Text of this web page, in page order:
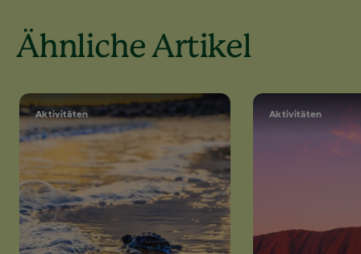
Ähnliche Artikel
Aktivitäten Aktivitäten